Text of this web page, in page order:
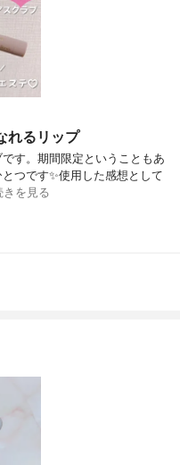
れるリップ
す。期間限定ということもあ
つです✨使用した感想として
きを見る